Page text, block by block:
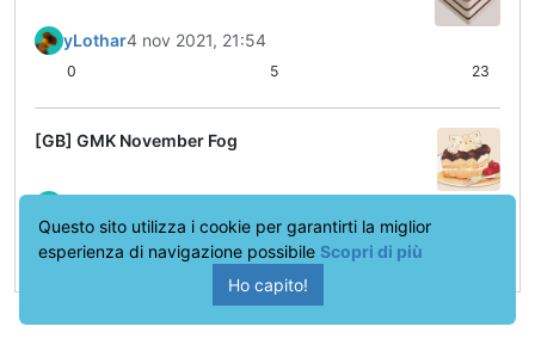
yLothar4 nov 2021, 21:54
0 5 23
[GB] GMK November Fog
0 3
Questo sito utilizza i cookie per garantirti la miglior
esperienza di navigazione possibile Scopri di più
Ho capito!